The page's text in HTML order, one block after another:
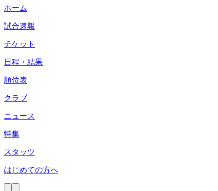
ホーム
試合速報
チケット
日程・結果
順位表
クラブ
ニュース
特集
スタッツ
はじめての方へ